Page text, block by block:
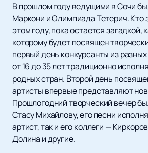
В прошлом году ведущими в Сочи
Маркони и Олимпиада Тетерич. Кто
этом году, пока остается загадкой,
которому будет посвящен
первый день конкурсанты из
от 16 до 35 лет традиционно
родных стран. Второй день
артисты впервые представляют
Прошлогодний творческий вечер
Стасу Михайлову, его песни
артист, так и его коллеги —
Долина и другие.